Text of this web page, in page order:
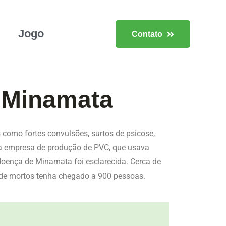
Jogo Contato
fortes convulsões, surtos de psicose,
de produção de PVC, que usava
de Minamata foi esclarecida. Cerca de
mortos tenha chegado a 900 pessoas.